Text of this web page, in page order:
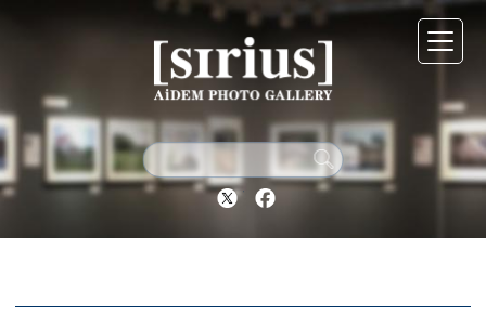
Twitter Facebook
シリウスについて
展示スケジュール